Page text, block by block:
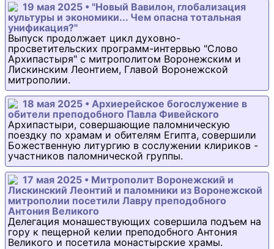
19 мая 2025 • "Новый Вавилон, глобализация
культуры и экономики... Чем опасна тотальная
унификация?"
Выпуск продолжает цикл духовно-
просветительских программ-интервью "Слово
Архипастыря" с митрополитом Воронежским и
Лискинским Леонтием, Главой Воронежской
митрополии.
18 мая 2025 • Архиерейское богослужение в
обители преподобного Павла Фивейского
Архипастыри, совершающие паломническую
поездку по храмам и обителям Египта, совершили
Божественную литургию в сослужении клириков -
участников паломнической группы.
17 мая 2025 • Митрополит Воронежский и
Лискинский Леонтий и паломники из Воронежской
митрополии посетили Лавру преподобного
Антония Великого
Делегация монашествующих совершила подъем на
гору к пещерной келии преподобного Антония
Великого и посетила монастырские храмы.